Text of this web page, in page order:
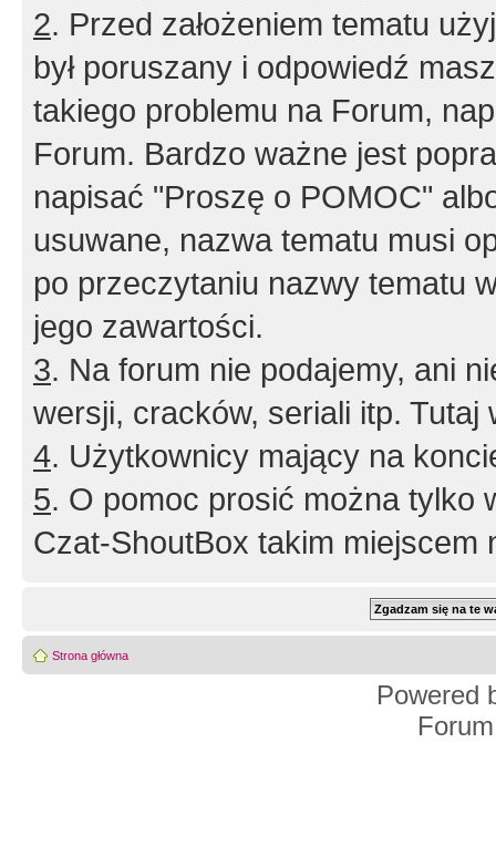
2. Przed założeniem tematu
był poruszany i odpowiedź
takiego problemu na Forum,
Forum. Bardzo ważne jest
napisać "Proszę o POMOC"
usuwane, nazwa tematu musi
po przeczytaniu nazwy tematu
jego zawartości.
3. Na forum nie podajemy, ani
wersji, cracków, seriali itp. Tutaj
4. Użytkownicy mający na
5. O pomoc prosić można tylko
Czat-ShoutBox takim miejscem
Strona główna
Powered